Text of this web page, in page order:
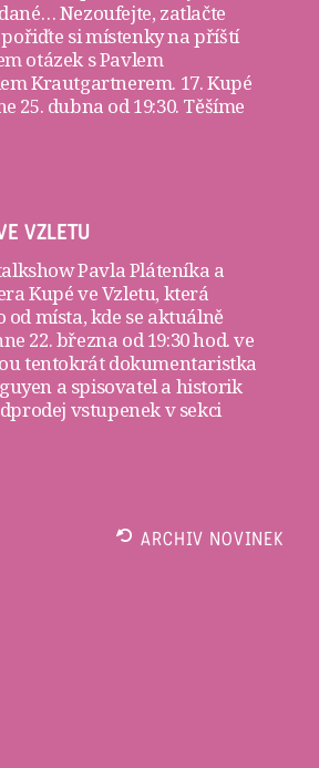
Nezoufejte, zatlačte
pořiďte simístenkyna příští
otázek s Pavlem
Krautgartnerem. 17. Kupé
25. dubna od 19:30. Těšíme
VZLETU
Pavla Pláteníka a
Kupé ve Vzletu, která
místa, kde se aktuálně
22. března od 19:30 hod. ve
tentokrát dokumentaristka
a spisovatel a historik
vstupenek v sekci
ARCHIV NOVINEK